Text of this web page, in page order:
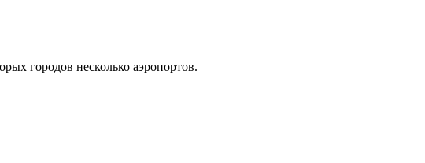
городов несколько аэропортов.